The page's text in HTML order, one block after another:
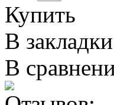
Купить
В закладки
В